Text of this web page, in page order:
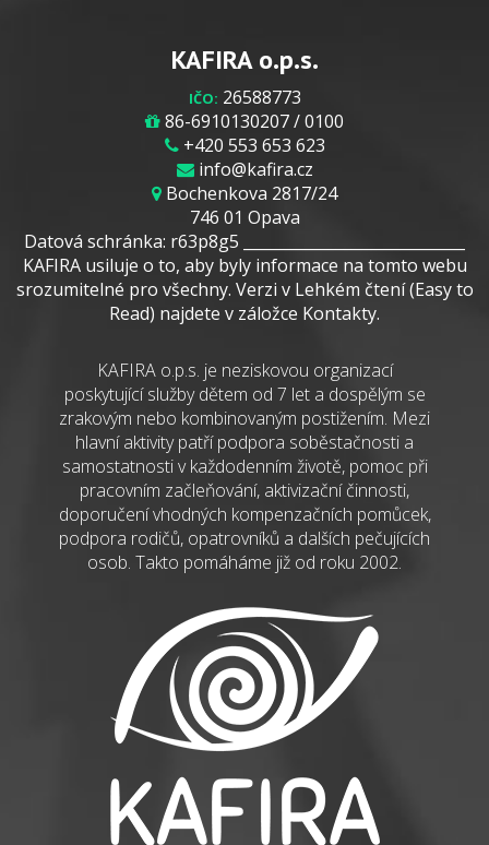
KAFIRA o.p.s.
IČO: 26588773
86-6910130207 / 0100
+420 553 653 623
info@kafira.cz
Bochenkova 2817/24
746 01 Opava
Datová schránka: r63p8g5 _____________________________
KAFIRA usiluje o to, aby byly informace na tomto webu
srozumitelné pro všechny. Verzi v Lehkém čtení (Easy to
Read) najdete v záložce Kontakty.
KAFIRA o.p.s. je neziskovou organizací
poskytující služby dětem od 7 let a dospělým se
zrakovým nebo kombinovaným postižením. Mezi
hlavní aktivity patří podpora soběstačnosti a
samostatnosti v každodenním životě, pomoc při
pracovním začleňování, aktivizační činnosti,
doporučení vhodných kompenzačních pomůcek,
podpora rodičů, opatrovníků a dalších pečujících
osob. Takto pomáháme již od roku 2002.